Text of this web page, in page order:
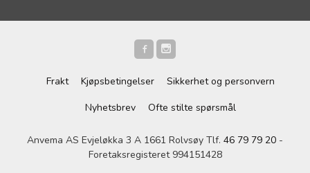
Frakt Kjøpsbetingelser
Sikkerhet og personvern
Nyhetsbrev
Ofte stilte spørsmål
Anvema AS Evjeløkka 3 A 1661 Rolvsøy Tlf. 46 79 79 20 -
Foretaksregisteret 994151428